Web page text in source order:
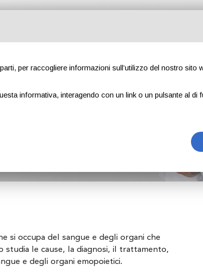
si occupa del sangue e degli organi che
studia le cause, la diagnosi, il trattamento,
e degli organi emopoietici.
per raccogliere informazioni sull’utilizzo del nostro sito
informativa, interagendo con un link o un pulsante al di